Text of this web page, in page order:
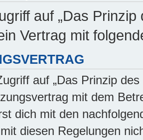
auf „Das
Vertrag mit
auf „Das Prinzip
mit dem
dich mit den
diesen Regelungen